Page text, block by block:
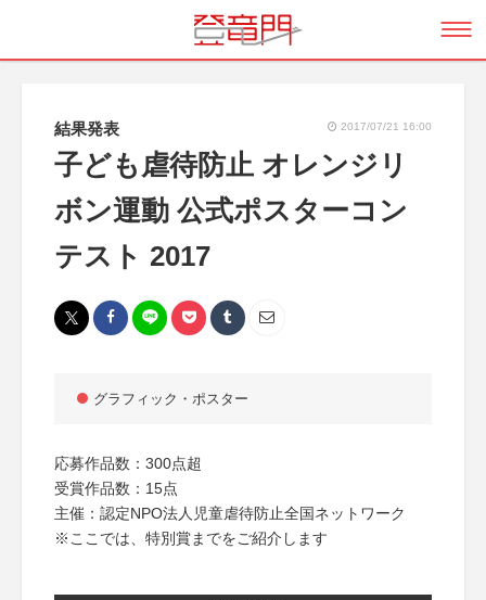
結果発表 2017/07/21 16:00
子ども虐待防止 オレンジリ
ボン運動 公式ポスターコン
テスト 2017
グラフィック・ポスター
応募作品数：300点超
受賞作品数：15点
主催：認定NPO法人児童虐待防止全国ネットワーク
※ここでは、特別賞までをご紹介します